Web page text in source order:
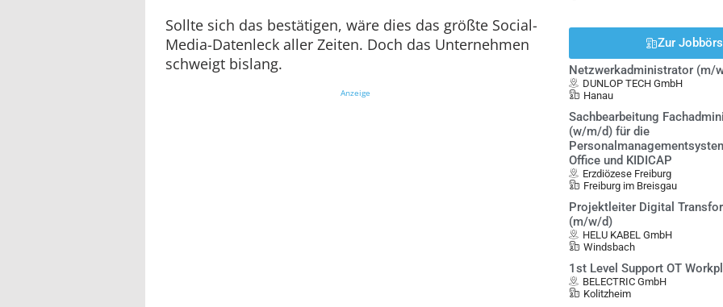
Sollte sich das bestätigen, wäre dies das größte Social-
Media-Datenleck aller Zeiten. Doch das Unternehmen
schweigt bislang.
Anzeige
Zur
Netzwerkadministrator (m/
DUNLOP TECH GmbH
Hanau
Sachbearbeitung
(w/m/d) für die
Office und KIDICAP
Erzdiözese Freiburg
Freiburg im Breisgau
Projektleiter Digital
(m/w/d)
HELU KABEL GmbH
Windsbach
1st Level Support OT
BELECTRIC GmbH
Kolitzheim